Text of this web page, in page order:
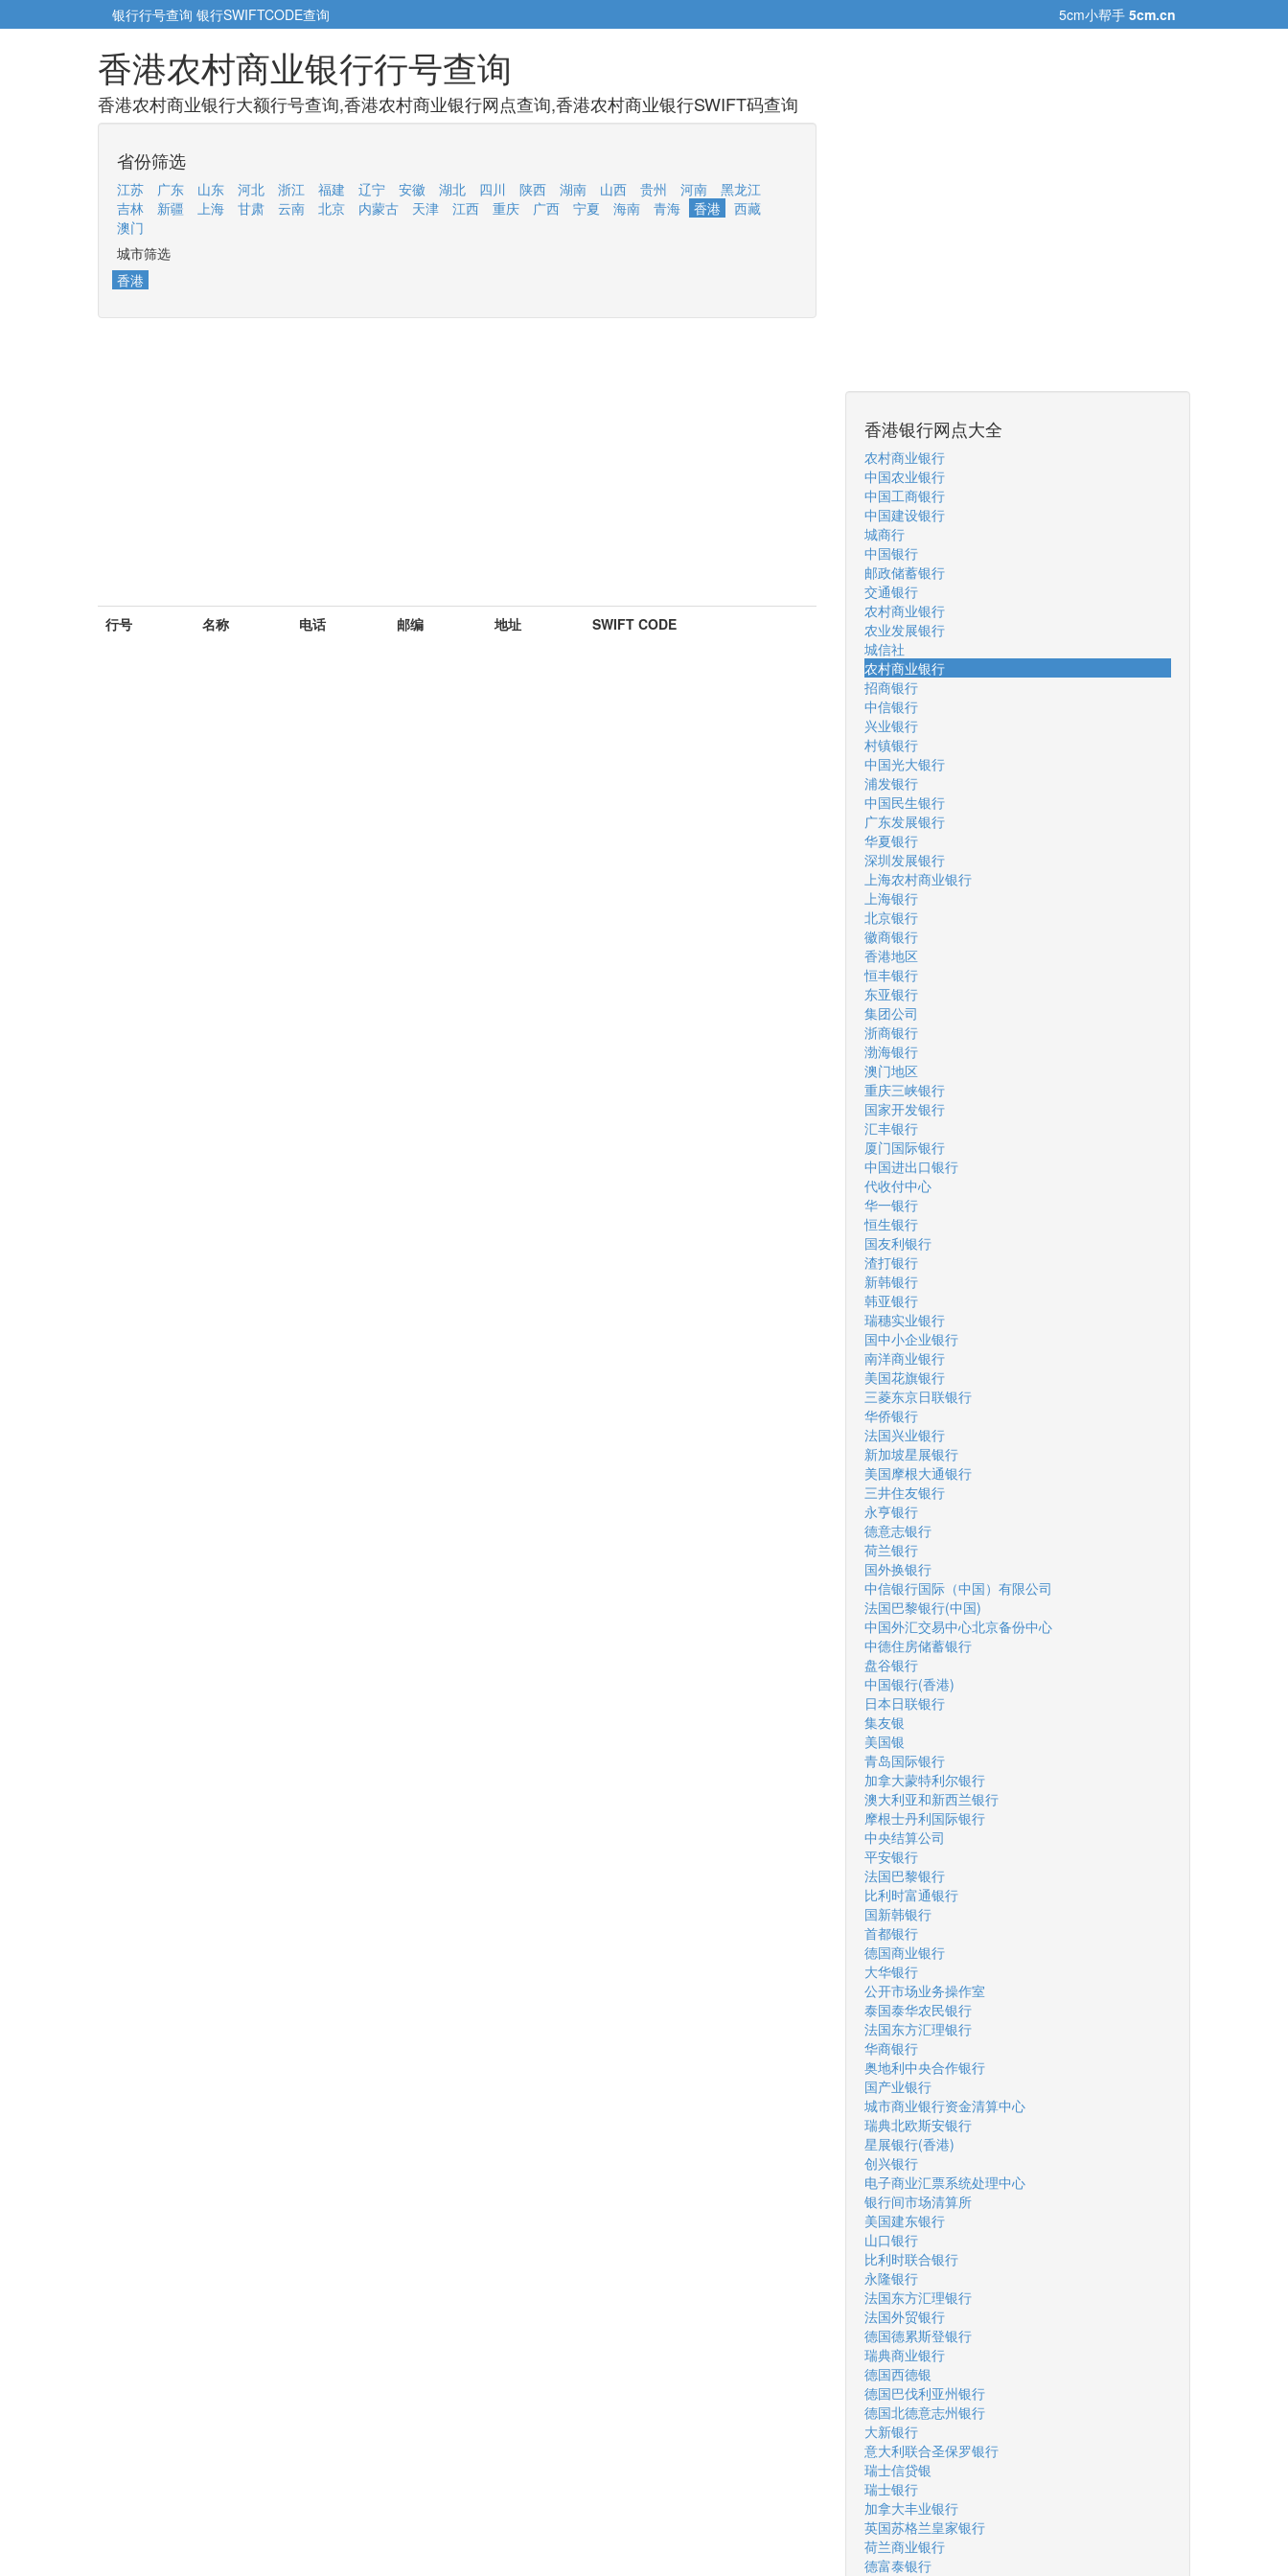
银行行号查询 银行SWIFTCODE查询 5cm小帮手 5cm.cn
香港农村商业银行行号查询
香港农村商业银行大额行号查询,香港农村商业银行网点查询,香港农村商业银行SWIFT码查询
省份筛选
江苏 广东 山东 河北 浙江 福建 辽宁 安徽 湖北 四川 陕西 湖南 山西 贵州 河南
黑龙江
吉林
新疆 上海 甘肃 云南 北京 内蒙古 天津 江西 重庆 广西 宁夏 海南 青海 香港
西藏
澳门
城市筛选
香港
行号 名称 电话 邮编 地址 SWIFT CODE
香港银行网点大全
农村商业银行
中国农业银行
中国工商银行
中国建设银行
城商行
中国银行
邮政储蓄银行
交通银行
农村商业银行
农业发展银行
城信社
农村商业银行
招商银行
中信银行
兴业银行
村镇银行
中国光大银行
浦发银行
中国民生银行
广东发展银行
华夏银行
深圳发展银行
上海农村商业银行
上海银行
北京银行
徽商银行
香港地区
恒丰银行
东亚银行
集团公司
浙商银行
渤海银行
澳门地区
重庆三峡银行
国家开发银行
汇丰银行
厦门国际银行
中国进出口银行
代收付中心
华一银行
恒生银行
国友利银行
渣打银行
新韩银行
韩亚银行
瑞穗实业银行
国中小企业银行
南洋商业银行
美国花旗银行
三菱东京日联银行
华侨银行
法国兴业银行
新加坡星展银行
美国摩根大通银行
三井住友银行
永亨银行
德意志银行
荷兰银行
国外换银行
中信银行国际（中国）有限公司
法国巴黎银行(中国)
中国外汇交易中心北京备份中心
中德住房储蓄银行
盘谷银行
中国银行(香港)
日本日联银行
集友银
美国银
青岛国际银行
加拿大蒙特利尔银行
澳大利亚和新西兰银行
摩根士丹利国际银行
中央结算公司
平安银行
法国巴黎银行
比利时富通银行
国新韩银行
首都银行
德国商业银行
大华银行
公开市场业务操作室
泰国泰华农民银行
法国东方汇理银行
华商银行
奥地利中央合作银行
国产业银行
城市商业银行资金清算中心
瑞典北欧斯安银行
星展银行(香港)
创兴银行
电子商业汇票系统处理中心
银行间市场清算所
美国建东银行
山口银行
比利时联合银行
永隆银行
法国东方汇理银行
法国外贸银行
德国德累斯登银行
瑞典商业银行
德国西德银
德国巴伐利亚州银行
德国北德意志州银行
大新银行
意大利联合圣保罗银行
瑞士信贷银
瑞士银行
加拿大丰业银行
英国苏格兰皇家银行
荷兰商业银行
德富泰银行